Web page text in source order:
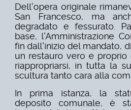
Dell'opera originale
San Francesco, ma
degradato e fessurato.
base, l'Amministrazione
fin dall'inizio del mandato,
un restauro vero e
riappropriarsi, in tutta la
scultura tanto cara alla
In prima istanza, la
deposito comunale, è